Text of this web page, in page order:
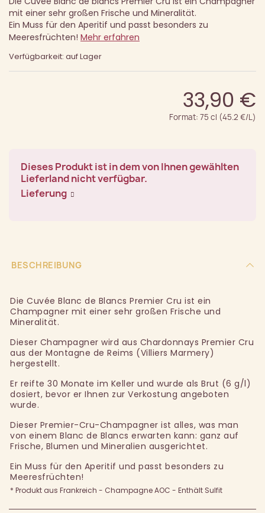
mit einer sehr großen Frische und Mineralität.
Ein Muss für den Aperitif und passt besonders zu
Meeresfrüchten! Mehr erfahren
Verfügbarkeit: auf Lager
33,90 €
Format: 75 cl (45.2 €/L)
Dieses Produkt ist in dem von Ihnen gewählten
Lieferland nicht verfügbar.
Lieferung
BESCHREIBUNG
Die Cuvée Blanc de Blancs Premier Cru ist ein
Champagner mit einer sehr großen Frische und
Mineralität.
Dieser Champagner wird aus Chardonnays Premier Cru
aus der Montagne de Reims (Villiers Marmery)
hergestellt.
Er reifte 30 Monate im Keller und wurde als Brut (6 g/l)
dosiert, bevor er Ihnen zur Verkostung angeboten
wurde.
Dieser Premier-Cru-Champagner ist alles, was man
von einem Blanc de Blancs erwarten kann: ganz auf
Frische, Blumen und Mineralien ausgerichtet.
Ein Muss für den Aperitif und passt besonders zu
Meeresfrüchten!
* Produkt aus Frankreich - Champagne AOC - Enthält Sulfit